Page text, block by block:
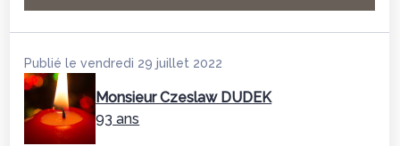
Publié le vendredi 29 juillet 2022
Monsieur Czeslaw DUDEK
93 ans